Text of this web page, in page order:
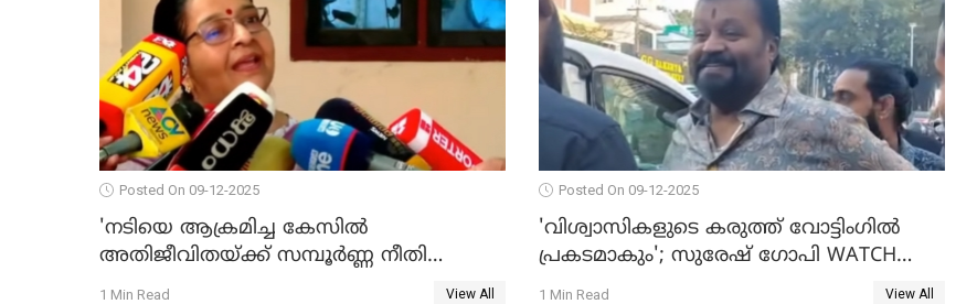
Posted On 09-12-2025
'നടിയെ ആക്രമിച്ച കേസില്‍
അതിജീവിതയ്ക്ക് സമ്പൂര്‍ണ്ണ നീതി
ലഭിച്ചില്ല'; ഉമ തോമസ് MLA WATCH VIDEO
1 Min Read View All
Posted On 09-12-2025
'വിശ്വാസികളുടെ കരുത്ത് വോട്ടിംഗില്‍
പ്രകടമാകും'; സുരേഷ് ഗോപി WATCH
VIDEO
1 Min Read View All